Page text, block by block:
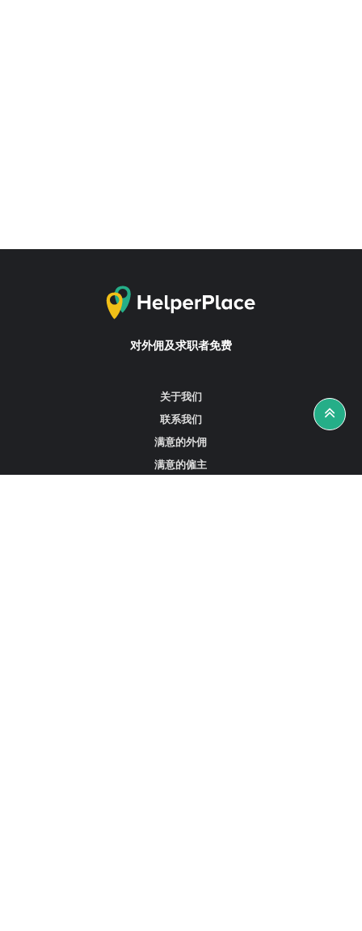
对外佣及求职者免费
关于我们
联系我们
满意的外佣
满意的僱主